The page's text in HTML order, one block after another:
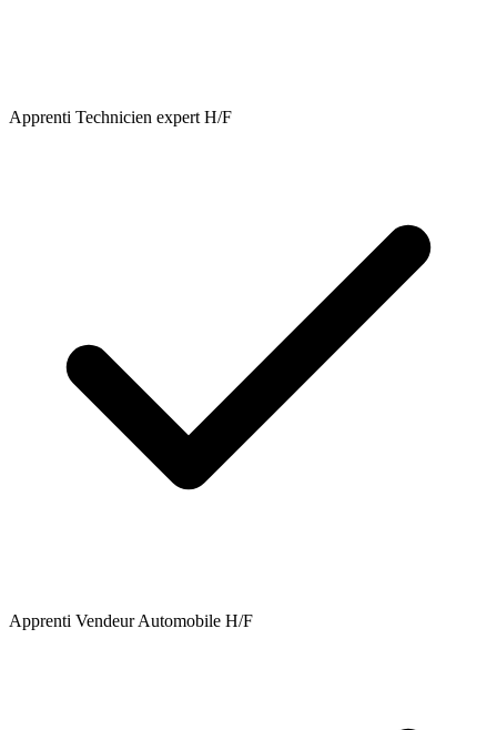
Apprenti Technicien expert H/F
Apprenti Vendeur Automobile H/F